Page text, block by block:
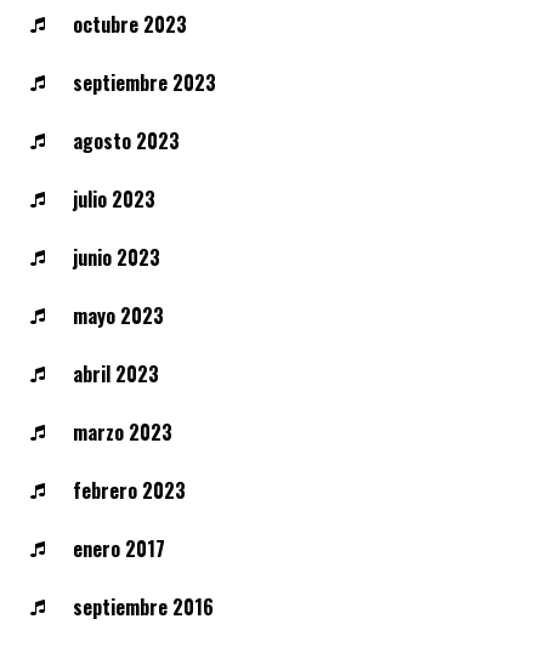
octubre 2023
septiembre 2023
agosto 2023
julio 2023
junio 2023
mayo 2023
abril 2023
marzo 2023
febrero 2023
enero 2017
septiembre 2016